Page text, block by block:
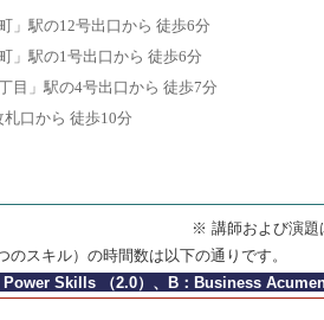
」駅の12号出口から 徒歩6分
」駅の1号出口から 徒歩6分
目」駅の4号出口から 徒歩7分
口から 徒歩10分
※ 講師および演題
のスキル）の時間数は以下の通りです。
Skills （2.0）、B：Business